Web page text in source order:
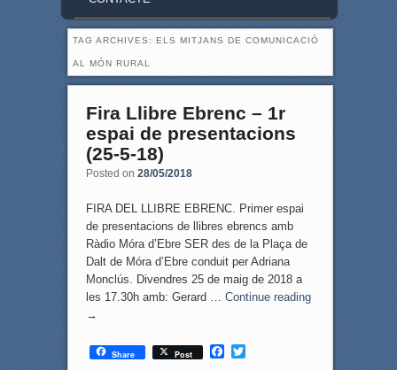
TAG ARCHIVES: ELS MITJANS DE COMUNICACIÓ
AL MÓN RURAL
Fira Llibre Ebrenc – 1r
espai de presentacions
(25-5-18)
Posted on 28/05/2018
FIRA DEL LLIBRE EBRENC. Primer espai
de presentacions de llibres ebrencs amb
Ràdio Móra d’Ebre SER des de la Plaça de
Dalt de Móra d’Ebre conduit per Adriana
Monclús. Divendres 25 de maig de 2018 a
les 17.30h amb: Gerard … Continue reading
→
Share Post
F
T